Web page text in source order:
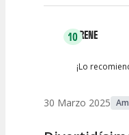
10IRENE
¡Lo
30 Marzo 2025